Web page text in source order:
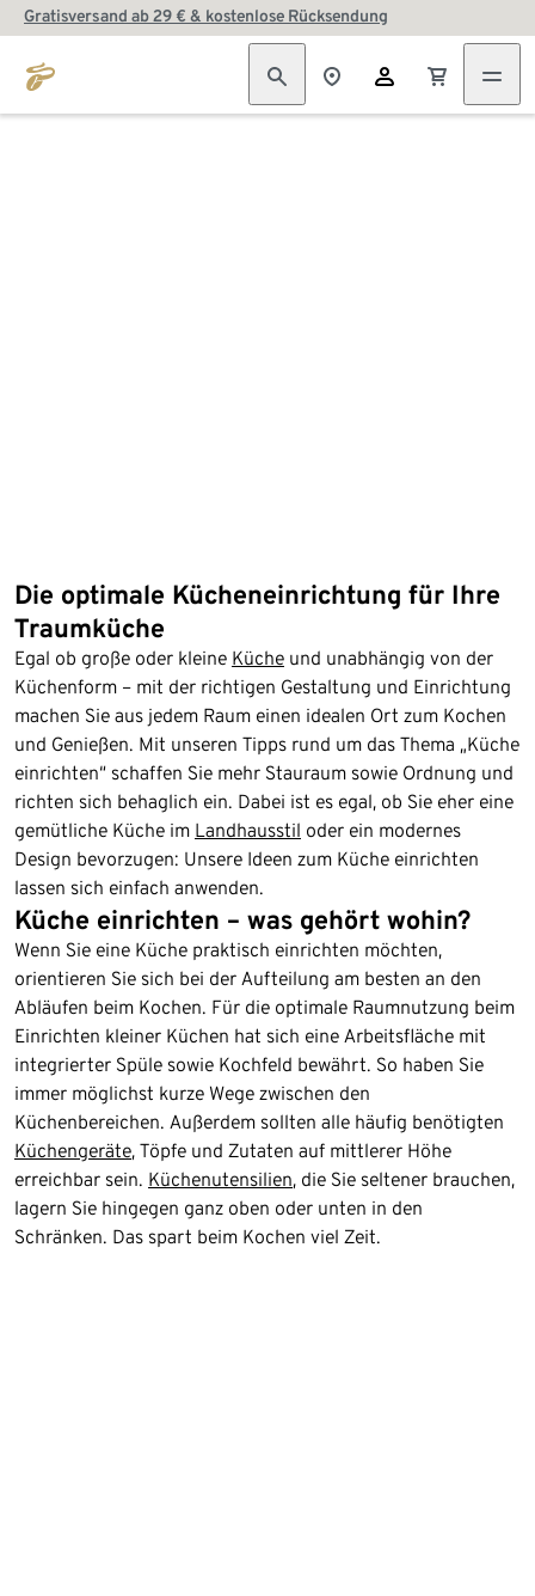
Gratisversand ab 29 € & kostenlose Rücksendung
Die optimale Kücheneinrichtung für Ihre
Traumküche
Egal ob große oder kleine Küche und unabhängig von der
Küchenform – mit der richtigen Gestaltung und Einrichtung
machen Sie aus jedem Raum einen idealen Ort zum Kochen
und Genießen. Mit unseren Tipps rund um das Thema „Küche
einrichten“ schaffen Sie mehr Stauraum sowie Ordnung und
richten sich behaglich ein. Dabei ist es egal, ob Sie eher eine
gemütliche Küche im Landhausstil oder ein modernes
Design bevorzugen: Unsere Ideen zum Küche einrichten
lassen sich einfach anwenden.
Küche einrichten – was gehört wohin?
Wenn Sie eine Küche praktisch einrichten möchten,
orientieren Sie sich bei der Aufteilung am besten an den
Abläufen beim Kochen. Für die optimale Raumnutzung beim
Einrichten kleiner Küchen hat sich eine Arbeitsfläche mit
integrierter Spüle sowie Kochfeld bewährt. So haben Sie
immer möglichst kurze Wege zwischen den
Küchenbereichen. Außerdem sollten alle häufig benötigten
Küchengeräte, Töpfe und Zutaten auf mittlerer Höhe
erreichbar sein. Küchenutensilien, die Sie seltener brauchen,
lagern Sie hingegen ganz oben oder unten in den
Schränken. Das spart beim Kochen viel Zeit.